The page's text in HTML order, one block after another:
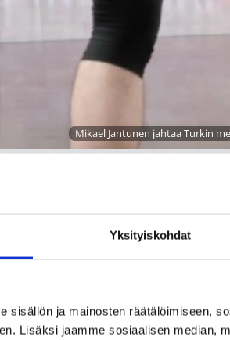
Yksityiskohdat
sisällön ja mainosten räätälöimiseen,
Lisäksi jaamme sosiaalisen median,
Mikael Jantunen jahtaa Turkin
koettuun välierätappioon, mutta se
edeten välieriin.
kuittasi joukkueen tieltään suoraan
oli hyvässä iskussa heitettyään
Toisessa pelissä Jantunen